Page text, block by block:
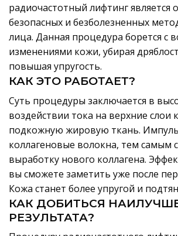
радиочастотный лифтинг является
безопасных и безболезненных
лица. Данная процедура борется с
изменениями кожи, убирая
повышая упругость.
КАК ЭТО РАБОТАЕТ?
Суть процедуры заключается в
воздействии тока на верхние слои
подкожную жировую ткань.
коллагеновые волокна, тем самым
выработку нового коллагена.
вы сможете заметить уже после
Кожа станет более упругой и
КАК ДОБИТЬСЯ
РЕЗУЛЬТАТА?